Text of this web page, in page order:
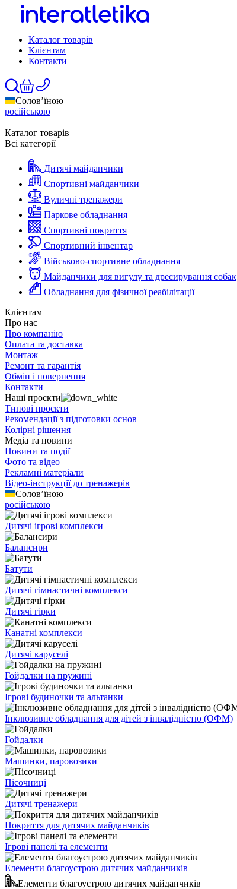
Каталог товарів
Клієнтам
Контакти
Солов’їною
російською
Каталог товарів
Всі категорії
Дитячі майданчики
Спортивні майданчики
Вуличні тренажери
Паркове обладнання
Спортивні покриття
Спортивний інвентар
Військово-спортивне обладнання
Майданчики для вигулу та дресирування собак
Обладнання для фізичної реабілітації
Клієнтам
Про нас
Про компанію
Оплата та доставка
Монтаж
Ремонт та гарантія
Обмін і повернення
Контакти
Наші проєкти
Типові проєкти
Рекомендації з підготовки основ
Колірні рішення
Медіа та новини
Новини та події
Фото та відео
Рекламні матеріали
Відео-інструкції до тренажерів
Солов’їною
російською
Дитячі ігрові комплекси
Балансири
Батути
Дитячі гімнастичні комплекси
Дитячі гірки
Канатні комплекси
Дитячі каруселі
Гойдалки на пружині
Ігрові будиночки та альтанки
Інклюзивне обладнання для дітей з інвалідністю (ОФМ)
Гойдалки
Машинки, паровозики
Пісочниці
Дитячі тренажери
Покриття для дитячих майданчиків
Ігрові панелі та елементи
Елементи благоустрою дитячих майданчиків
Елементи благоустрою дитячих майданчиків